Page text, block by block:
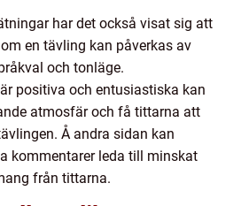
har det också visat sig att
en tävling kan påverkas av
och tonläge.
positiva och entusiastiska kan
atmosfär och få tittarna att
Å andra sidan kan
kommentarer leda till minskat
från tittarna.